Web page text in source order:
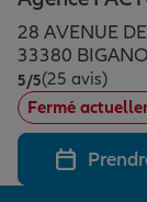
Assurance
Prévoyance
Assurance
Protection
Protection
Épargne &
Plan
Assurance
Vos projets
Partir en
Conseil
28 AVENUE
33380
5/5Note de 5 sur 5
(25 avis)
Fermé